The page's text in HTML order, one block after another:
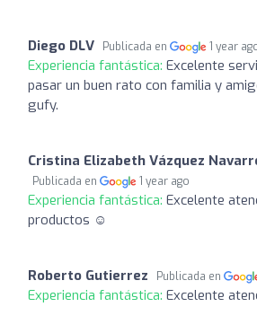
Diego DLV Publicada en 1 year
Experiencia fantástica: Excelente
pasar un buen rato con familia y
gufy.
Cristina Elizabeth Vázquez
Publicada en 1 year ago
Experiencia fantástica: Excelente
productos ☺️
Roberto Gutierrez Publicada en
Experiencia fantástica: Excelente